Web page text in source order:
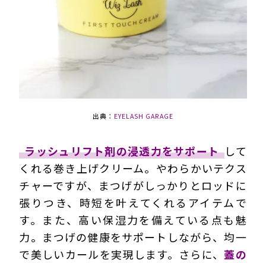
出典： EYELASH GARAGE
ラッシュリフト剤の浸透力をサポート して
くれる巻き上げクリーム。やわらかいテクス
チャーですが、まつげがしっかりとロッドに
張りつき、時短を叶えてくれるアイテムで
す。また、高い保湿力を備えている点も魅
力。まつげの健康をサポートしながら、均一
で美しいカールを実現します。さらに、 蓋の